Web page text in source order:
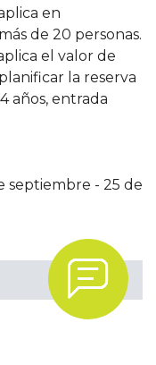
en
de 20 personas.
el valor de
la reserva
años, entrada
septiembre - 25 de
.